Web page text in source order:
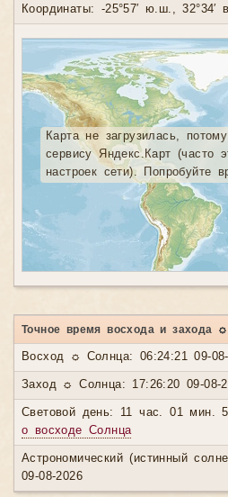
Координаты: -25°57′ ю.ш., 32°34′
Карта не загрузилась,
сервису Яндекс.Карт (часто
настроек сети). Попробуйте
Точное время восхода и захода
Восход ☼ Солнца: 06:24:21 09-
Заход ☼ Солнца: 17:26:20 09-08-
Световой день: 11 час. 01 мин.
о восходе Солнца
Астрономический (истинный
09-08-2026